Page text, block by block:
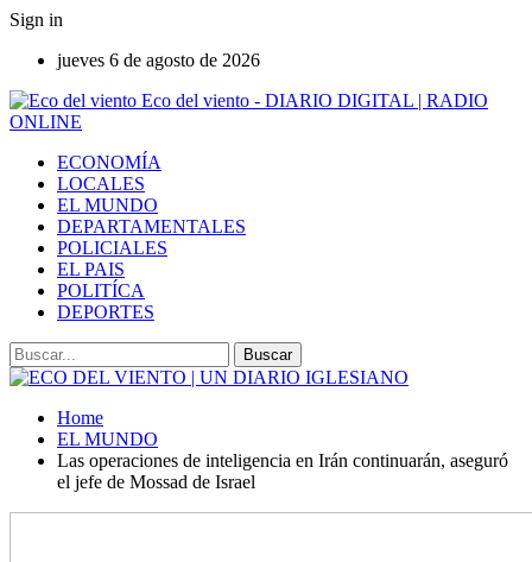
Sign in
jueves 6 de agosto de 2026
Eco del viento - DIARIO DIGITAL | RADIO
ONLINE
ECONOMÍA
LOCALES
EL MUNDO
DEPARTAMENTALES
POLICIALES
EL PAIS
POLITÍCA
DEPORTES
Home
EL MUNDO
Las operaciones de inteligencia en Irán continuarán, aseguró
el jefe de Mossad de Israel